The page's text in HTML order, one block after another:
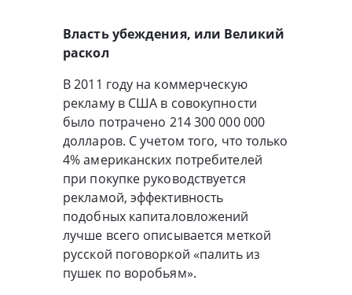
Власть убеждения, или Великий
раскол
В 2011 году на коммерческую
рекламу в США в совокупности
было потрачено 214 300 000 000
долларов. С учетом того, что только
4% американских потребителей
при покупке руководствуется
рекламой, эффективность
подобных капиталовложений
лучше всего описывается меткой
русской поговоркой «палить из
пушек по воробьям».